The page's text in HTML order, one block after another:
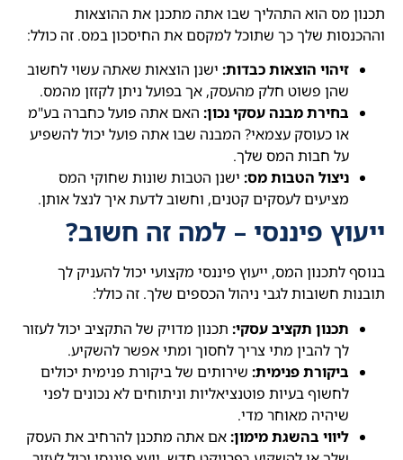
תכנון מס הוא התהליך שבו אתה מתכנן את ההוצאות
וההכנסות שלך כך שתוכל למקסם את החיסכון במס. זה כולל:
זיהוי הוצאות כבדות: ישנן הוצאות שאתה עשוי לחשוב
שהן פשוט חלק מהעסק, אך בפועל ניתן לקזזן מהמס.
בחירת מבנה עסקי נכון: האם אתה פועל כחברה בע"מ
או כעוסק עצמאי? המבנה שבו אתה פועל יכול להשפיע
על חבות המס שלך.
ניצול הטבות מס: ישנן הטבות שונות שחוקי המס
מציעים לעסקים קטנים, וחשוב לדעת איך לנצל אותן.
ייעוץ פיננסי – למה זה חשוב?
בנוסף לתכנון המס, ייעוץ פיננסי מקצועי יכול להעניק לך
תובנות חשובות לגבי ניהול הכספים שלך. זה כולל:
תכנון תקציב עסקי: תכנון מדויק של התקציב יכול לעזור
לך להבין מתי צריך לחסוך ומתי אפשר להשקיע.
ביקורת פנימית: שירותים של ביקורת פנימית יכולים
לחשוף בעיות פוטנציאליות וניתוחים לא נכונים לפני
שיהיה מאוחר מדי.
ליווי בהשגת מימון:אם אתה מתכנן להרחיב את העסק